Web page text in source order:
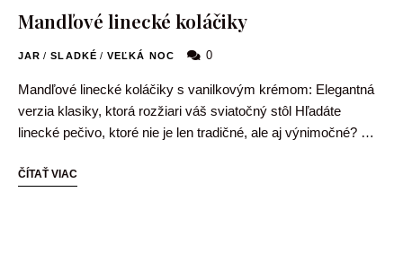
Mandľové linecké koláčiky
JAR / SLADKÉ / VEĽKÁ NOC 0
Mandľové linecké koláčiky s vanilkovým krémom: Elegantná
verzia klasiky, ktorá rozžiari váš sviatočný stôl Hľadáte
linecké pečivo, ktoré nie je len tradičné, ale aj výnimočné? …
ČÍTAŤ VIAC